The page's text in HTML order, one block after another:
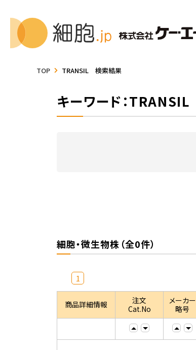
TOP TRANSIL 検索結果
キーワード：TRANSIL
細胞・微生物株（全0件）
1
商品詳細情報
注文
Cat.No
メーカー
略号